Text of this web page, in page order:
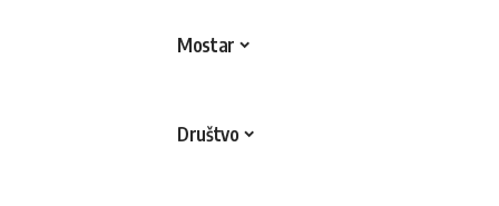
Mostar
Društvo